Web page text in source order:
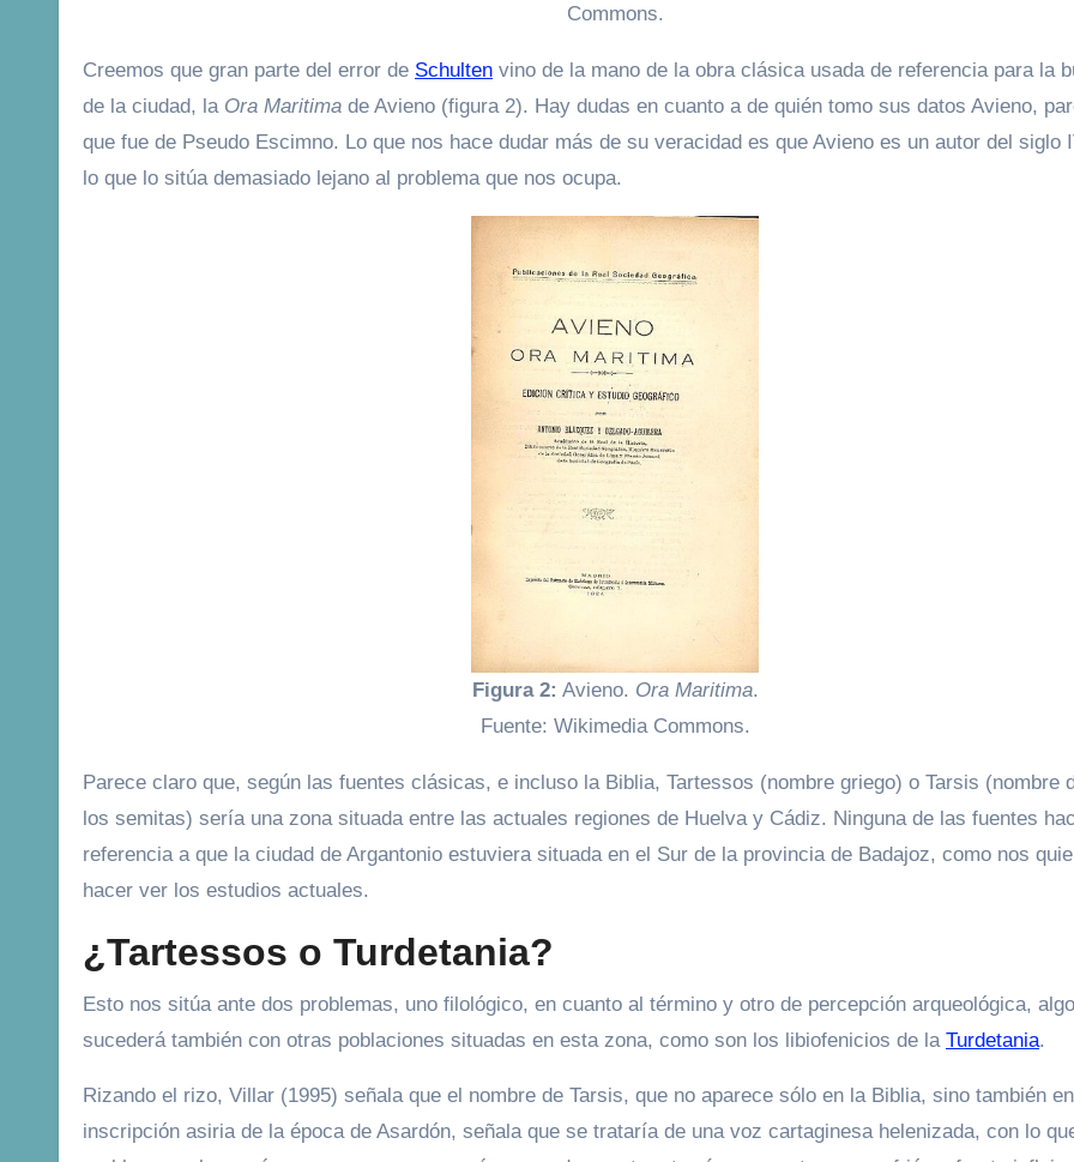
Commons.
Creemos que gran parte del error de Schulten vino de la mano de la obra clásica usada de referencia para la
de la ciudad, la Ora Maritima de Avieno (figura 2). Hay dudas en cuanto a de quién tomo sus datos Avieno,
que fue de Pseudo Escimno. Lo que nos hace dudar más de su veracidad es que Avieno es un autor del siglo
lo que lo sitúa demasiado lejano al problema que nos ocupa.
Figura 2: Avieno. Ora Maritima.
Fuente: Wikimedia Commons.
Parece claro que, según las fuentes clásicas, e incluso la Biblia, Tartessos (nombre griego) o Tarsis (nombre
los semitas) sería una zona situada entre las actuales regiones de Huelva y Cádiz. Ninguna de las fuentes
referencia a que la ciudad de Argantonio estuviera situada en el Sur de la provincia de Badajoz, como nos
hacer ver los estudios actuales.
¿Tartessos o Turdetania?
Esto nos sitúa ante dos problemas, uno filológico, en cuanto al término y otro de percepción arqueológica,
sucederá también con otras poblaciones situadas en esta zona, como son los libiofenicios de la Turdetania.
Rizando el rizo, Villar (1995) señala que el nombre de Tarsis, que no aparece sólo en la Biblia, sino también
inscripción asiria de la época de Asardón, señala que se trataría de una voz cartaginesa helenizada, con lo